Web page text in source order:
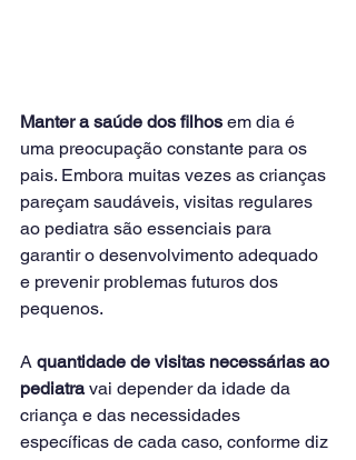
Manter a saúde dos filhos em dia é
uma preocupação constante para os
pais. Embora muitas vezes as crianças
pareçam saudáveis, visitas regulares
ao pediatra são essenciais para
garantir o desenvolvimento adequado
e prevenir problemas futuros dos
pequenos.
A quantidade de visitas necessárias ao
pediatra vai depender da idade da
criança e das necessidades
específicas de cada caso, conforme diz